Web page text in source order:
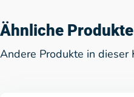
Ähnliche Produkte
Andere Produkte in dieser